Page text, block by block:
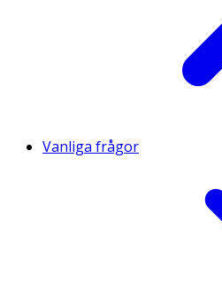
Vanliga frågor